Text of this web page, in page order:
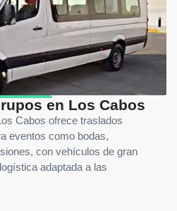
en Los Cabos
Cabos ofrece traslados
eventos como bodas,
con vehículos de gran
adaptada a las